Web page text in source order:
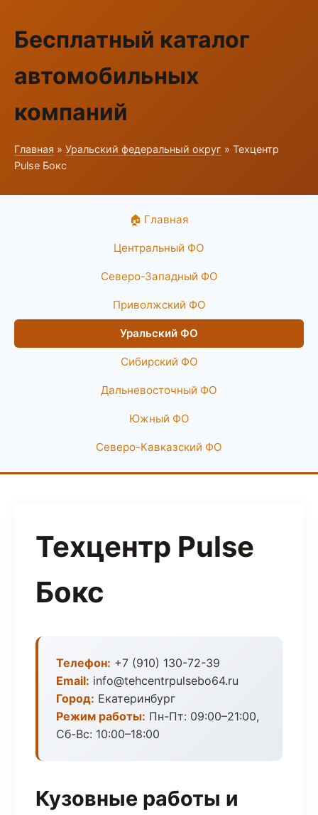
Бесплатный каталог
автомобильных
компаний
Главная » Уральский федеральный округ » Техцентр
Pulse Бокс
🏠 Главная
Центральный ФО
Северо-Западный ФО
Приволжский ФО
Уральский ФО
Сибирский ФО
Дальневосточный ФО
Южный ФО
Северо-Кавказский ФО
Техцентр Pulse
Бокс
Телефон: +7 (910) 130-72-39
Email: info@tehcentrpulsebo64.ru
Город: Екатеринбург
Режим работы: Пн-Пт: 09:00–21:00,
Сб-Вс: 10:00–18:00
Кузовные работы и